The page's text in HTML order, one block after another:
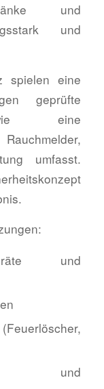
und
und
spielen eine
geprüfte
eine
umfasst.
und
und